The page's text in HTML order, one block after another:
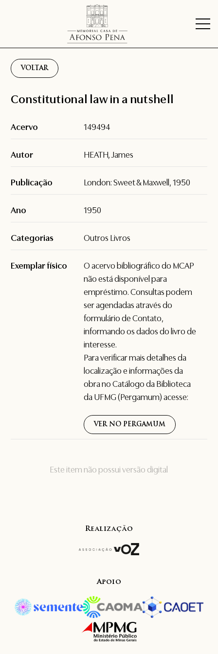
VOLTAR
Este item não possui versão digital
Constitutional law in a nutshell
Acervo 149494
Autor HEATH, James
Publicação London: Sweet & Maxwell, 1950
Ano 1950
Categorias Outros Livros
Exemplar físico
O acervo bibliográfico do MCAP
não está disponível para
empréstimo. Consultas podem
ser agendadas através do
formulário deContato,
informando os dados do livro de
interesse.
Para verificar mais detalhes da
localização e informações da
obra no Catálogo da Biblioteca
da UFMG (Pergamum) acesse:
VER NO PERGAMUM
Realização
Apoio